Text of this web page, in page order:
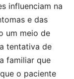
influenciam na
e das
um meio de
tentativa de
familiar que
o paciente